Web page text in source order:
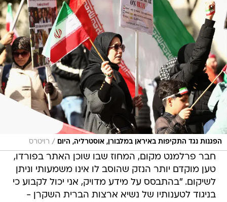
הפגנות נגד התקיפות באיראן במלבורן, אוסטרליה, היום / רויטרס
חבר פרלמנט מקום, המחוז שבו שוכן האתר בפורדו,
טען מוקדם יותר הנזק שהוסב לו אינו משמעותי וניתן
לשיקום. "בהתבסס על מידע מדויק, אני יכול לקבוע כי
בניגוד לטענותיו של נשיא ארצות הברית השקרן -